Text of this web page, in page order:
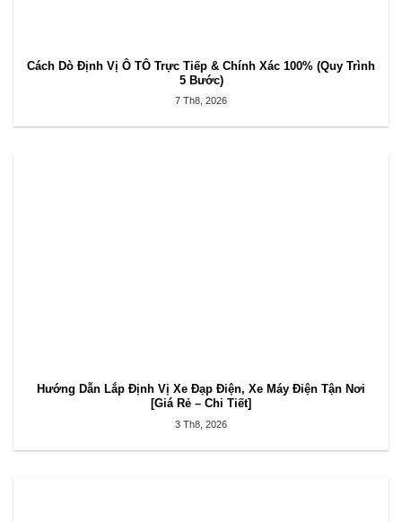
Cách Dò Định Vị Ô TÔ Trực Tiếp & Chính Xác 100% (Quy Trình
5 Bước)
7 Th8, 2026
Hướng Dẫn Lắp Định Vị Xe Đạp Điện, Xe Máy Điện Tận Nơi
[Giá Rẻ – Chi Tiết]
3 Th8, 2026